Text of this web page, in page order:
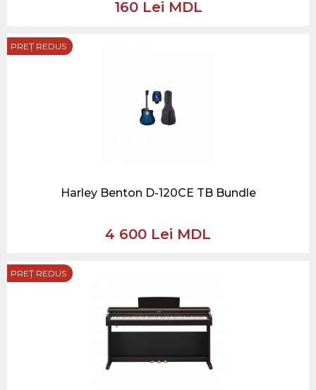
160 Lei MDL
Harley Benton D-120CE TB Bundle
4 600 Lei MDL
PREȚ REDUS
PREȚ REDUS